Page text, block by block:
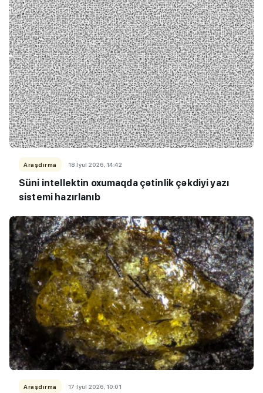
Araşdırma 18 İyul 2026, 14:42
Süni intellektin oxumaqda çətinlik çəkdiyi yazı
sistemi hazırlanıb
Araşdırma 17 İyul 2026, 10:01